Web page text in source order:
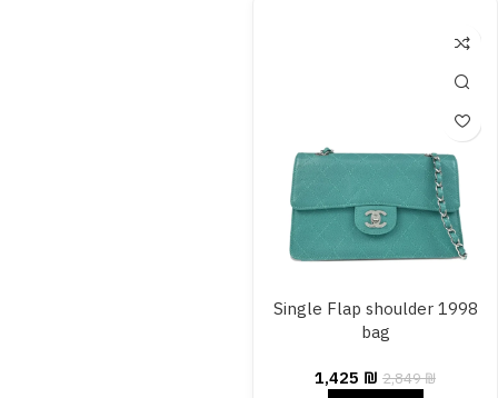
1998 Single Flap shoulder
bag
2,849₪
1,425 ₪